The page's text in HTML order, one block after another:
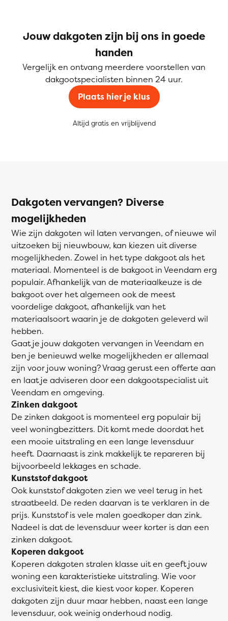
Jouw dakgoten zijn bij ons in goede
handen
Vergelijk en ontvang meerdere voorstellen van
dakgootspecialisten binnen 24 uur.
Plaats hier je klus
Altijd gratis en vrijblijvend
Dakgoten vervangen? Diverse
mogelijkheden
Wie zijn dakgoten wil laten vervangen, of nieuwe wil
uitzoeken bij nieuwbouw, kan kiezen uit diverse
mogelijkheden. Zowel in het type dakgoot als het
materiaal. Momenteel is de bakgoot in Veendam erg
populair. Afhankelijk van de materiaalkeuze is de
bakgoot over het algemeen ook de meest
voordelige dakgoot, afhankelijk van het
materiaalsoort waarin je de dakgoten geleverd wil
hebben.
Gaat je jouw dakgoten vervangen in Veendam en
ben je benieuwd welke mogelijkheden er allemaal
zijn voor jouw woning? Vraag gerust een offerte aan
en laat je adviseren door een dakgootspecialist uit
Veendam en omgeving.
Zinken dakgoot
De zinken dakgoot is momenteel erg populair bij
veel woningbezitters. Dit komt mede doordat het
een mooie uitstraling en een lange levensduur
heeft. Daarnaast is zink makkelijk te repareren bij
bijvoorbeeld lekkages en schade.
Kunststof dakgoot
Ook kunststof dakgoten zien we veel terug in het
straatbeeld. De reden daarvan is te verklaren in de
prijs. Kunststof is vele malen goedkoper dan zink.
Nadeel is dat de levensduur weer korter is dan een
zinken dakgoot.
Koperen dakgoot
Koperen dakgoten stralen klasse uit en geeft jouw
woning een karakteristieke uitstraling. Wie voor
exclusiviteit kiest, die kiest voor koper. Koperen
dakgoten zijn duur maar hebben, naast een lange
levensduur, ook weinig onderhoud nodig.